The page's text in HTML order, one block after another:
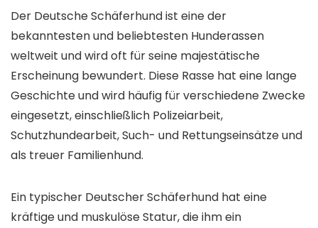
Der Deutsche Schäferhund ist eine der
bekanntesten und beliebtesten Hunderassen
weltweit und wird oft für seine majestätische
Erscheinung bewundert. Diese Rasse hat eine lange
Geschichte und wird häufig für verschiedene Zwecke
eingesetzt, einschließlich Polizeiarbeit,
Schutzhundearbeit, Such- und Rettungseinsätze und
als treuer Familienhund.
Ein typischer Deutscher Schäferhund hat eine
kräftige und muskulöse Statur, die ihm ein